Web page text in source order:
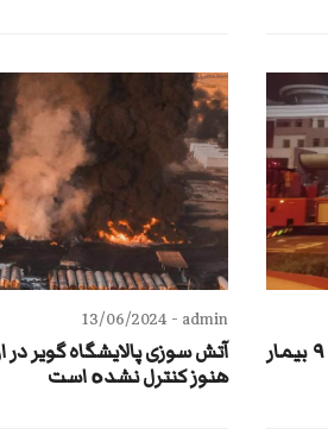
آتش‌سوزی بیمارستان قائم رشت؛ دستکم ۹ بیمار
admin -
13/06/2024
هنوز کنترل نشدە است